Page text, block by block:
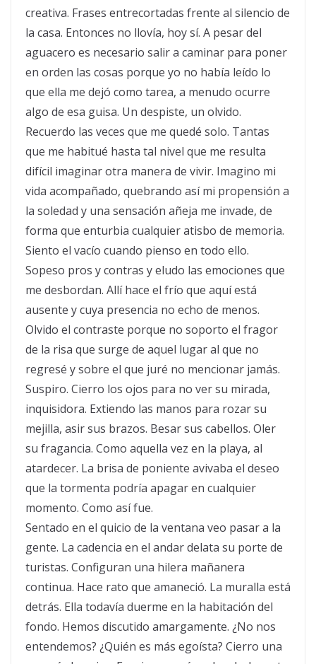
creativa. Frases entrecortadas frente al silencio de
la casa. Entonces no llovía, hoy sí. A pesar del
aguacero es necesario salir a caminar para poner
en orden las cosas porque yo no había leído lo
que ella me dejó como tarea, a menudo ocurre
algo de esa guisa. Un despiste, un olvido.
Recuerdo las veces que me quedé solo. Tantas
que me habitué hasta tal nivel que me resulta
difícil imaginar otra manera de vivir. Imagino mi
vida acompañado, quebrando así mi propensión a
la soledad y una sensación añeja me invade, de
forma que enturbia cualquier atisbo de memoria.
Siento el vacío cuando pienso en todo ello.
Sopeso pros y contras y eludo las emociones que
me desbordan. Allí hace el frío que aquí está
ausente y cuya presencia no echo de menos.
Olvido el contraste porque no soporto el fragor
de la risa que surge de aquel lugar al que no
regresé y sobre el que juré no mencionar jamás.
Suspiro. Cierro los ojos para no ver su mirada,
inquisidora. Extiendo las manos para rozar su
mejilla, asir sus brazos. Besar sus cabellos. Oler
su fragancia. Como aquella vez en la playa, al
atardecer. La brisa de poniente avivaba el deseo
que la tormenta podría apagar en cualquier
momento. Como así fue.
Sentado en el quicio de la ventana veo pasar a la
gente. La cadencia en el andar delata su porte de
turistas. Configuran una hilera mañanera
continua. Hace rato que amaneció. La muralla está
detrás. Ella todavía duerme en la habitación del
fondo. Hemos discutido amargamente. ¿No nos
entendemos? ¿Quién es más egoísta? Cierro una